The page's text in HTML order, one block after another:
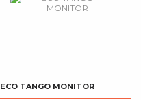
ECO TANGO MONITOR